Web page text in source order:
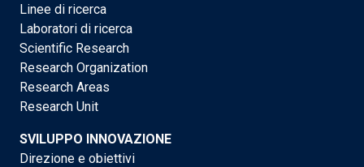
Linee di ricerca
Laboratori di ricerca
Scientific Research
Research Organization
Research Areas
Research Unit
SVILUPPO INNOVAZIONE
Direzione e obiettivi